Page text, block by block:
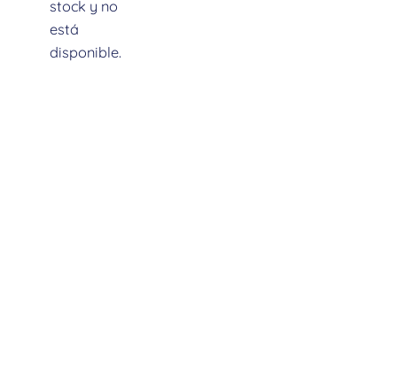
stock y no
está
disponible.
Descripción